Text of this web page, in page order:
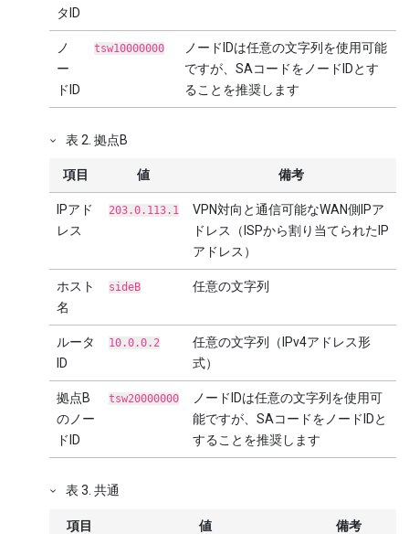
タID
ノ
ー
ドID
tsw10000000
ノードIDは任意の文字列を使用可能
ですが、SAコードをノードIDとす
ることを推奨します
表 2 拠点B
項目 値 備考
IPアド
レス
203.0.113.1
VPN対向と通信可能なWAN側IPア
ドレス（ISPから割り当てられたIP
アドレス）
ホスト
名
sideB 任意の文字列
ルータ
ID
10.0.0.2
任意の文字列（IPv4アドレス形
式）
拠点B
のノー
ドID
tsw20000000
ノードIDは任意の文字列を使用可
能ですが、SAコードをノードIDと
することを推奨します
表 3 共通
項目 値 備考